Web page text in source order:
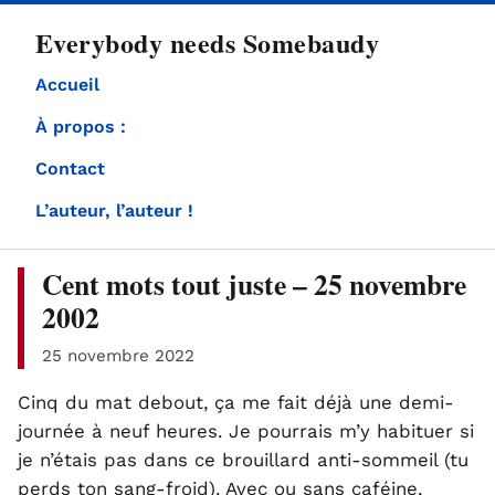
Everybody needs Somebaudy
Accueil
À propos :
Contact
L’auteur, l’auteur !
Cent mots tout juste – 25 novembre
2002
25 novembre 2022
Cinq du mat debout, ça me fait déjà une demi-
journée à neuf heures. Je pourrais m’y habituer si
je n’étais pas dans ce brouillard anti-sommeil (tu
perds ton sang-froid). Avec ou sans caféine,